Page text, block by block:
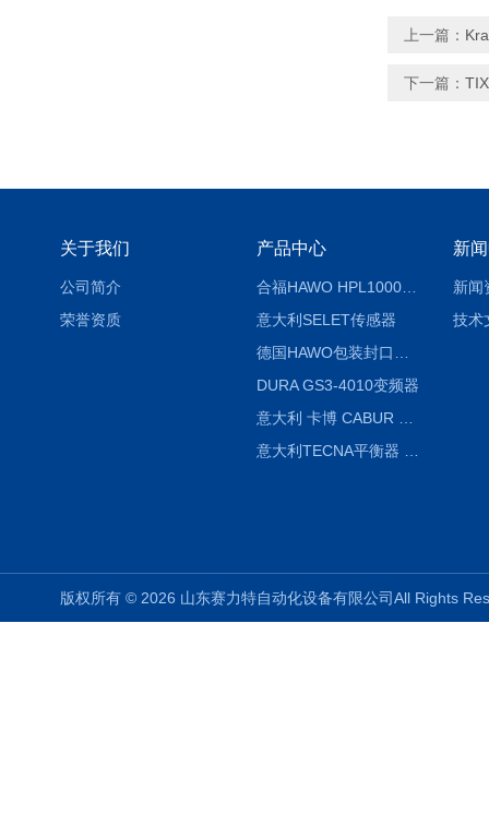
上一篇：
下一篇：
关于我们
公司简介
荣誉资质
产品中心
合福HAWO HPL1000AS封口机
意大利SELET传感器
DURA GS3-4010变频器
新
新闻
技术
版权所有 © 2026 山东赛力特自动化设备有限公司All Rights